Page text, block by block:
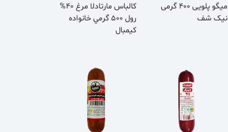
میگو پلویی 400 گرمی
نیک شف
كالباس مارتادلا مرغ 40%
رول 500 گرمي خانواده
كيمبال